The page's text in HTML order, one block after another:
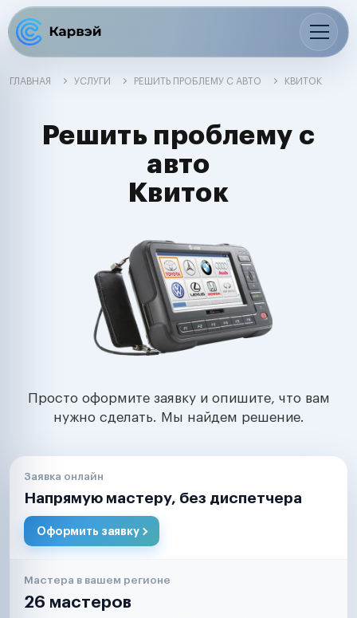
ГЛАВНАЯ УСЛУГИ РЕШИТЬ ПРОБЛЕМУ С АВТО КВИТОК
Решить проблему с
авто
Квиток
Просто оформите заявку и опишите, что вам
нужно сделать. Мы найдем решение.
Заявка онлайн
Напрямую мастеру, без диспетчера
Оформить заявку
Мастера в вашем регионе
26 мастеров